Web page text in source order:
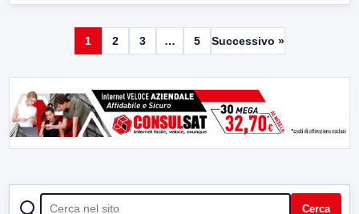
1 2 3 … 5 Successivo »
CERCA Cerca